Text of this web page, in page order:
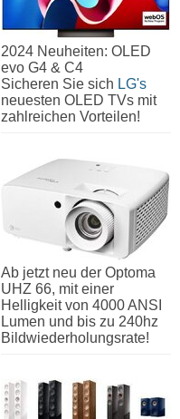
2024 Neuheiten: OLED
evo G4 & C4
Sicheren Sie sich LG's
neuesten OLED TVs mit
zahlreichen Vorteilen!
Ab jetzt neu der Optoma
UHZ 66, mit einer
Helligkeit von 4000 ANSI
Lumen und bis zu 240hz
Bildwiederholungsrate!